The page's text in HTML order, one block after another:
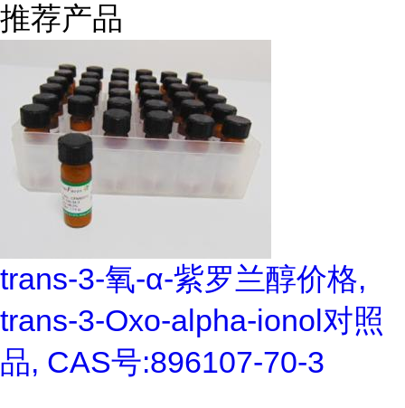
推荐产品
trans-3-氧-α-紫罗兰醇价格,
trans-3-Oxo-alpha-ionol对照
品, CAS号:896107-70-3